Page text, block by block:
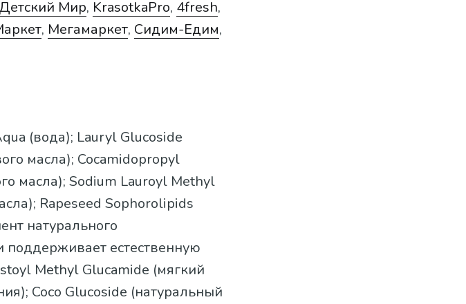
Детский Мир, KrasotkaPro, 4fresh,
, Мегамаркет, Сидим-Едим,
(вода); Lauryl Glucoside
масла); Cocamidopropyl
масла); Sodium Lauroyl Methyl
Rapeseed Sophorolipids
натурального
естественную
Methyl Glucamide (мягкий
Coco Glucoside (натуральный